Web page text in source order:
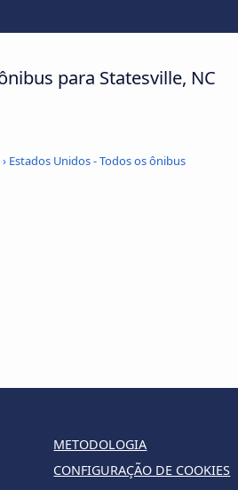
para Statesville, NC
› Estados Unidos - Todos os ônibus
METODOLOGIA
CONFIGURAÇÃO DE COOKIES